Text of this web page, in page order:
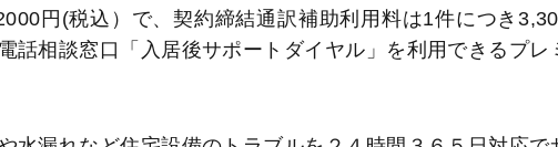
円(税込）で、契約締結通訳補助利用料は1件につき
話相談窓口「入居後サポートダイヤル」を利用できるプレ